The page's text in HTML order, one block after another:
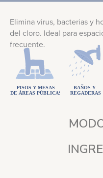
Elimina virus, bacterias y
del cloro. Ideal para
frecuente.